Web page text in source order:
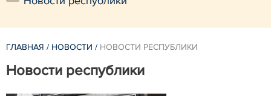
ГЛАВНАЯ / НОВОСТИ / НОВОСТИ РЕСПУБЛИКИ
Новости республики